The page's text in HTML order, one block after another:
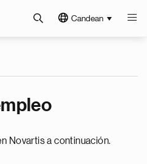
Candean
Novartis a continuación.